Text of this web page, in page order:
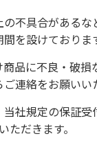
不具合があるな
を設けておりま
品に不良・破損
ご連絡をお願いい
社規定の保証受
だきます。